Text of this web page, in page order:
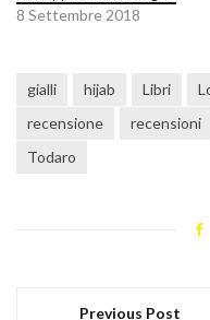
8 Settembre 2018
gialli hijab Libri
recensione
recensioni
Todaro
Previous Post